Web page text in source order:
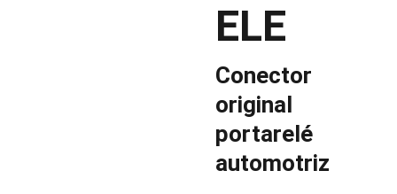
ELE
Conector
original
portarelé
automotriz